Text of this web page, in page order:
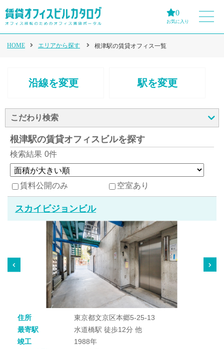
0
お気に入り
HOME エリアから探す 根津駅の賃貸オフィス一覧
沿線を変更 駅を変更
こだわり検索
根津駅の賃貸オフィスビルを探す
検索結果 0件
賃料公開のみ 空室あり
スカイビジョンビル
住所
東京都文京区本郷5-25-13
最寄駅
水道橋駅 徒歩12分 他
竣工
1988年